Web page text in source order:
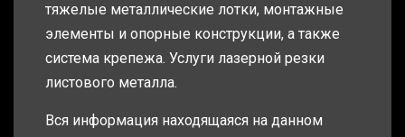
тяжелые металлические лотки, монтажные
элементы и опорные конструкции, а также
система крепежа. Услуги лазерной резки
листового металла.
Вся информация находящаяся на данном